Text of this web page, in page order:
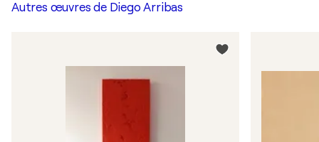
Autres œuvres de Diego Arribas